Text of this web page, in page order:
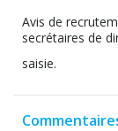
Avis de
secrétaires de
saisie.